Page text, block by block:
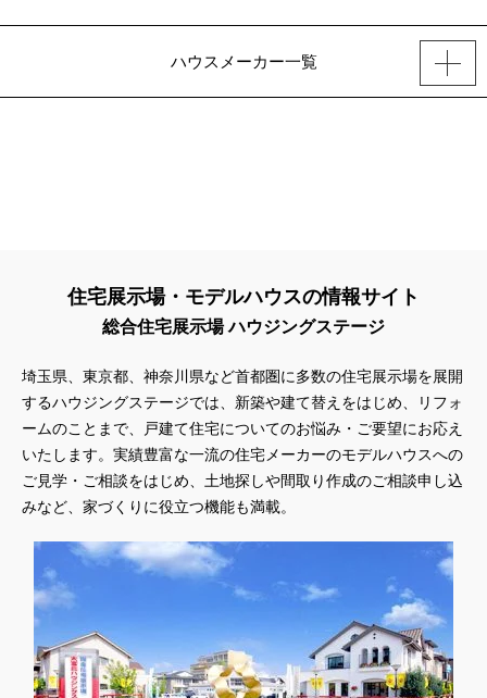
ハウスメーカー一覧
住宅展示場・モデルハウスの情報サイト
総合住宅展示場 ハウジングステージ
埼玉県、東京都、神奈川県など首都圏に多数の住宅展示場を展開
するハウジングステージでは、新築や建て替えをはじめ、リフォ
ームのことまで、戸建て住宅についてのお悩み・ご要望にお応え
いたします。実績豊富な一流の住宅メーカーのモデルハウスへの
ご見学・ご相談をはじめ、土地探しや間取り作成のご相談申し込
みなど、家づくりに役立つ機能も満載。